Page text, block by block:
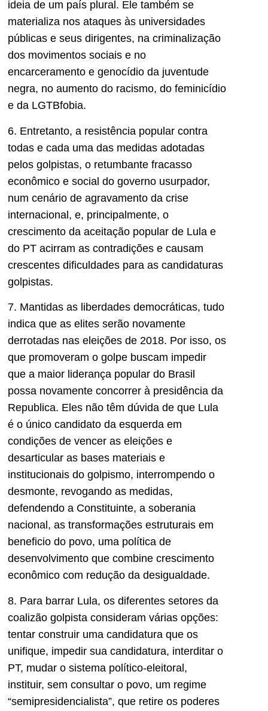
ideia de um país plural. Ele também se
materializa nos ataques às universidades
públicas e seus dirigentes, na criminalização
dos movimentos sociais e no
encarceramento e genocídio da juventude
negra, no aumento do racismo, do feminicídio
e da LGTBfobia.
6. Entretanto, a resistência popular contra
todas e cada uma das medidas adotadas
pelos golpistas, o retumbante fracasso
econômico e social do governo usurpador,
num cenário de agravamento da crise
internacional, e, principalmente, o
crescimento da aceitação popular de Lula e
do PT acirram as contradições e causam
crescentes dificuldades para as candidaturas
golpistas.
7. Mantidas as liberdades democráticas, tudo
indica que as elites serão novamente
derrotadas nas eleições de 2018. Por isso, os
que promoveram o golpe buscam impedir
que a maior liderança popular do Brasil
possa novamente concorrer à presidência da
Republica. Eles não têm dúvida de que Lula
é o único candidato da esquerda em
condições de vencer as eleições e
desarticular as bases materiais e
institucionais do golpismo, interrompendo o
desmonte, revogando as medidas,
defendendo a Constituinte, a soberania
nacional, as transformações estruturais em
beneficio do povo, uma política de
desenvolvimento que combine crescimento
econômico com redução da desigualdade.
8. Para barrar Lula, os diferentes setores da
coalizão golpista consideram várias opções:
tentar construir uma candidatura que os
unifique, impedir sua candidatura, interditar o
PT, mudar o sistema político-eleitoral,
instituir, sem consultar o povo, um regime
“semipresidencialista”, que retire os poderes